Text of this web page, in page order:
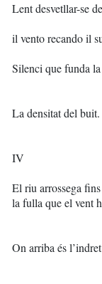
Lent desvetllar-se
il vento recando il
Silenci que funda
La densitat del buit.
IV
El riu arrossega
la fulla que el vent
On arriba és